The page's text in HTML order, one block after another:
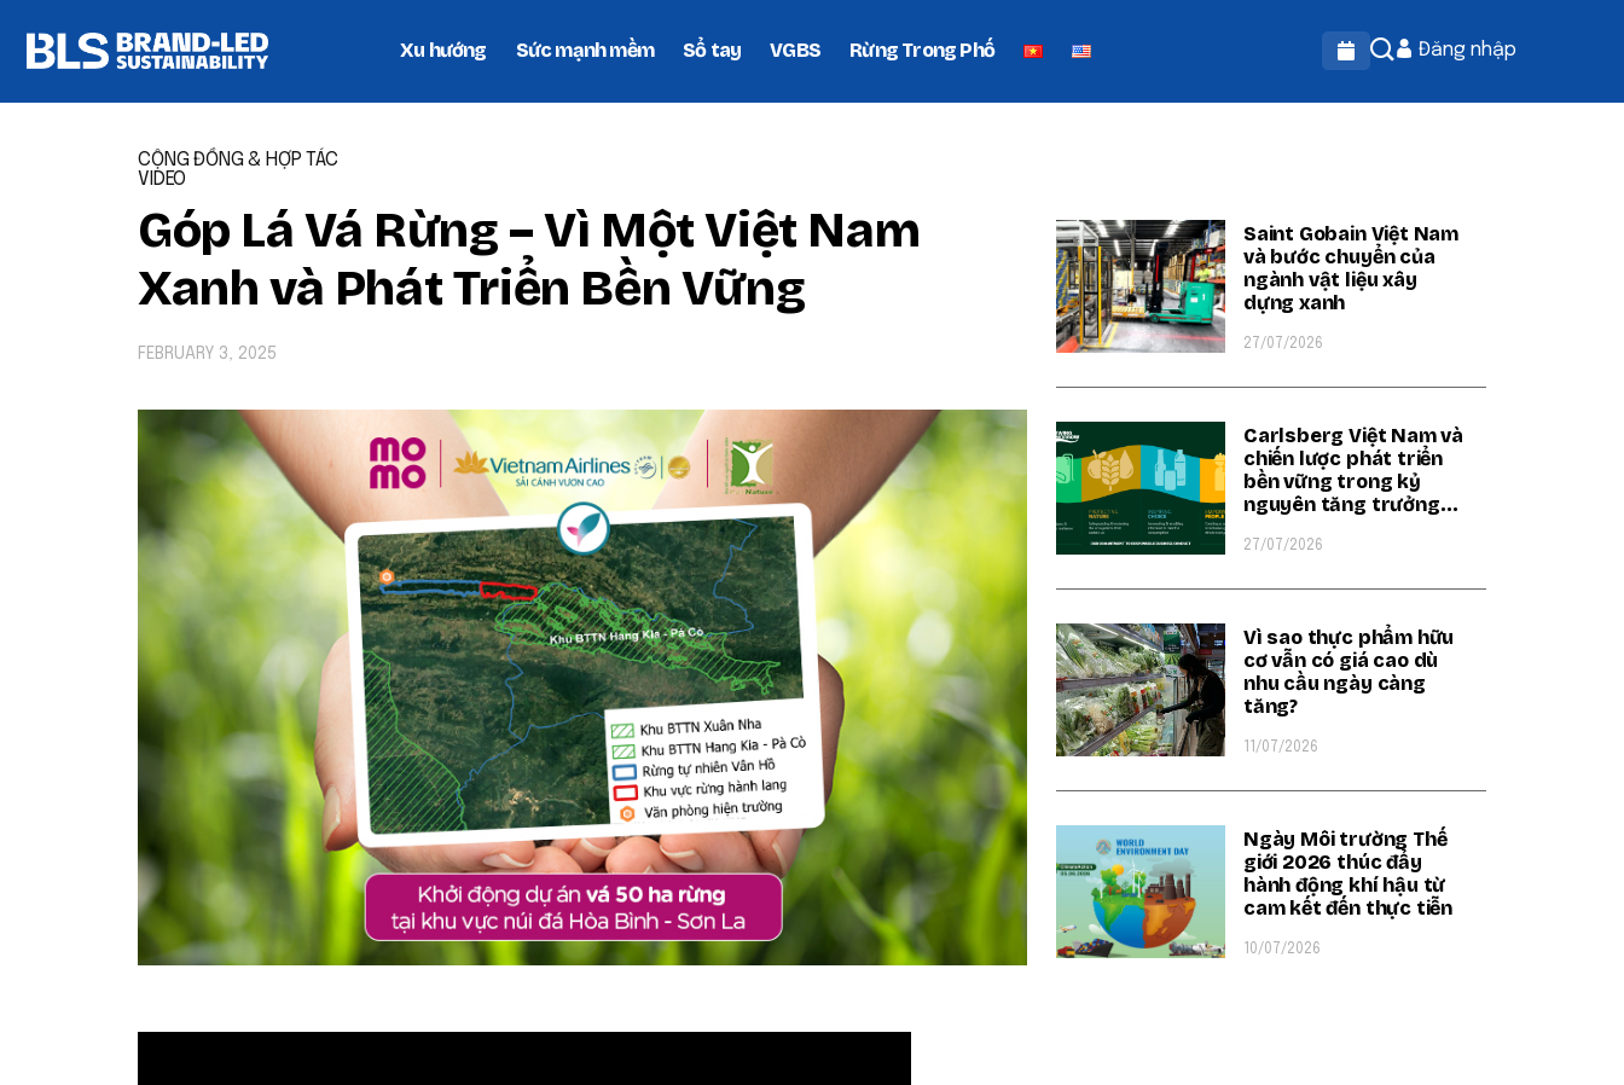
Xu hướng Sức mạnh mềm Sổ tay VGBS Rừng Trong Phố Đăng nhập
CỘNG ĐỒNG & HỢP TÁC
VIDEO
Góp Lá Vá Rừng – Vì Một Việt Nam
Xanh và Phát Triển Bền Vững
FEBRUARY 3, 2025
Saint Gobain Việt Nam
và bước chuyển của
ngành vật liệu xây
dựng xanh
27/07/2026
Carlsberg Việt Nam và
chiến lược phát triển
bền vững trong kỷ
nguyên tăng trưởng
27/07/2026
Vì sao thực phẩm hữu
cơ vẫn có giá cao dù
nhu cầu ngày càng
tăng?
11/07/2026
Ngày Môi trường Thế
giới 2026 thúc đẩy
hành động khí hậu từ
cam kết đến thực tiễn
10/07/2026